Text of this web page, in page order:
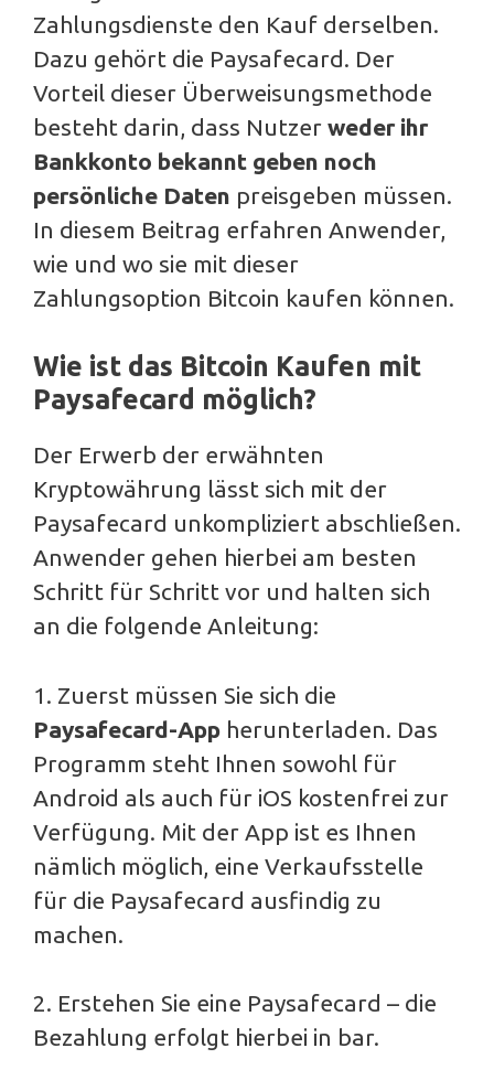
Zahlungsdienste den Kauf derselben.
Dazu gehört die Paysafecard. Der
Vorteil dieser Überweisungsmethode
besteht darin, dass Nutzer weder ihr
Bankkonto bekannt geben noch
persönliche Daten preisgeben müssen.
In diesem Beitrag erfahren Anwender,
wie und wo sie mit dieser
Zahlungsoption Bitcoin kaufen können.
Wie ist das Bitcoin Kaufen mit
Paysafecard möglich?
Der Erwerb der erwähnten
Kryptowährung lässt sich mit der
Paysafecard unkompliziert abschließen.
Anwender gehen hierbei am besten
Schritt für Schritt vor und halten sich
an die folgende Anleitung:
1. Zuerst müssen Sie sich die
Paysafecard-App herunterladen. Das
Programm steht Ihnen sowohl für
Android als auch für iOS kostenfrei zur
Verfügung. Mit der App ist es Ihnen
nämlich möglich, eine Verkaufsstelle
für die Paysafecard ausfindig zu
machen.
2. Erstehen Sie eine Paysafecard – die
Bezahlung erfolgt hierbei in bar.